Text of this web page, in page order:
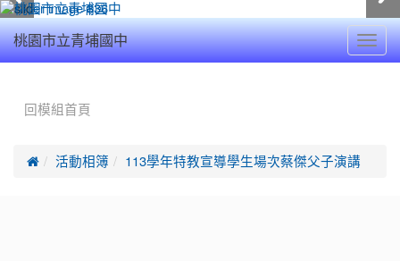
桃園市立青埔國中
回模組首頁
 活動相簿 113學年特教宣導學生場次蔡傑父子演講